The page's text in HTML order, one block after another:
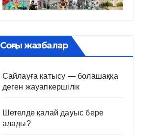
Соңғы жазбалар
Сайлауға қатысу — болашаққа
деген жауапкершілік
Шетелде қалай дауыс бере
алады?